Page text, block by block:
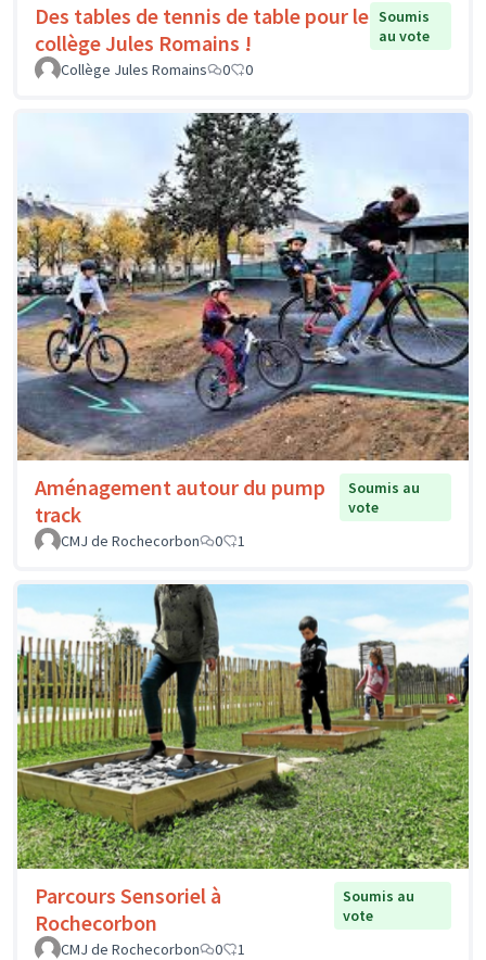
Des tables de tennis de table pour le
collège Jules Romains !
Soumis
au vote
Collège Jules Romains
0 0
Aménagement autour du pump
track
Soumis au
vote
CMJ de Rochecorbon
0 1
Parcours Sensoriel à
Rochecorbon
Soumis au
vote
CMJ de Rochecorbon
0 1